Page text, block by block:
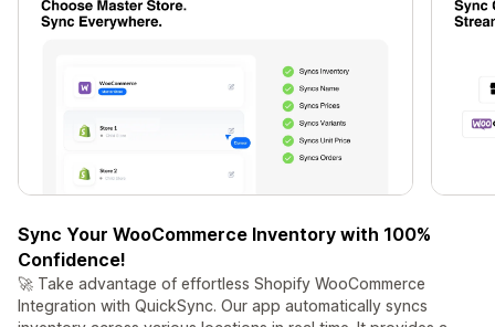
Sync Your WooCommerce Inventory with 100%
Confidence!
🚀 Take advantage of effortless Shopify WooCommerce
Integration with QuickSync. Our app automatically syncs